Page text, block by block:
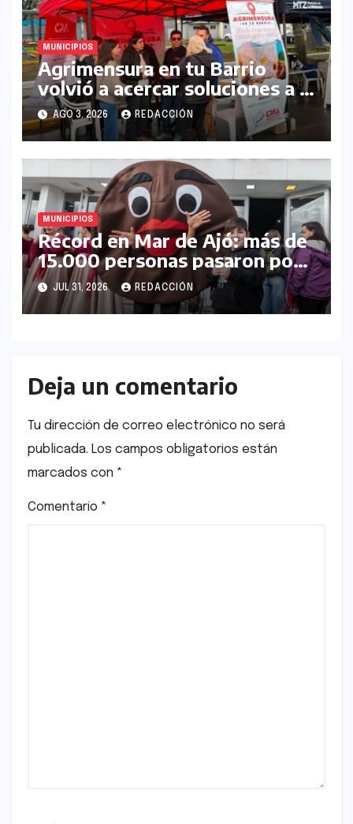
MUNICIPIOS
Agrimensura en tu Barrio
volvió a acercar soluciones a la
comunidad en La Matanza
AGO 3, 2026 REDACCIÓN
MUNICIPIOS
Récord en Mar de Ajó: más de
15.000 personas pasaron por
la Fiesta del Alfajor Costero
JUL 31, 2026 REDACCIÓN
Deja un comentario
Tu dirección de correo electrónico no será
publicada. Los campos obligatorios están
marcados con *
Comentario *